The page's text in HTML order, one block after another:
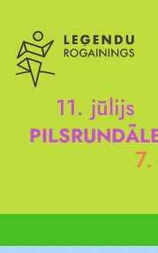
11. jūlijs